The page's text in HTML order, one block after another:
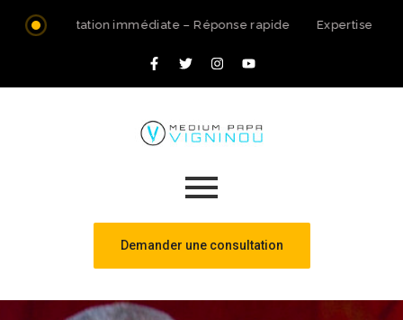
Consultation immédiate – Réponse rapide Expertise
Demander une consultation